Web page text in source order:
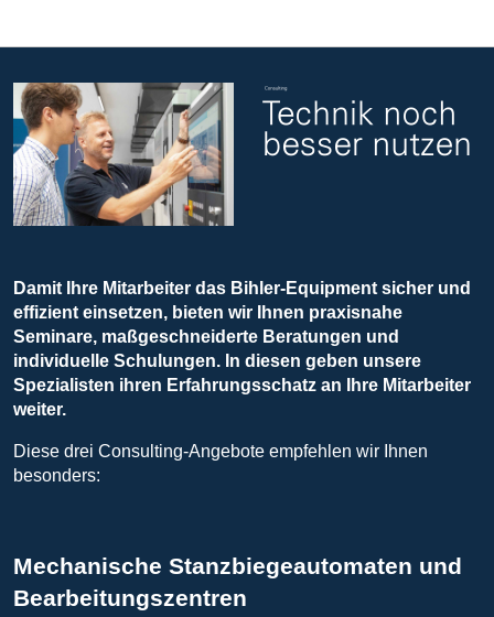
Damit Ihre Mitarbeiter das Bihler-Equipment sicher und
effizient einsetzen, bieten wir Ihnen praxisnahe
Seminare, maßgeschneiderte Beratungen und
individuelle Schulungen. In diesen geben unsere
Spezialisten ihren Erfahrungsschatz an Ihre Mitarbeiter
weiter.
Diese drei Consulting-Angebote empfehlen wir Ihnen
besonders:
Mechanische Stanzbiegeautomaten und
Bearbeitungszentren